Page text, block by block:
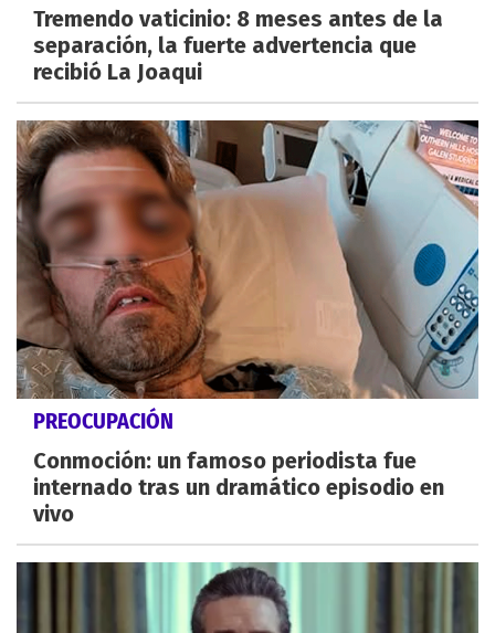
Tremendo vaticinio: 8 meses antes de la
separación, la fuerte advertencia que
recibió La Joaqui
PREOCUPACIÓN
Conmoción: un famoso periodista fue
internado tras un dramático episodio en
vivo